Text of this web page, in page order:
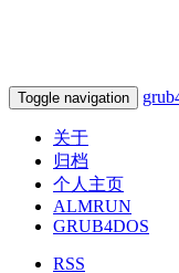
Toggle navigation
关于
归档
个人主页
ALMRUN
GRUB4DOS
RSS